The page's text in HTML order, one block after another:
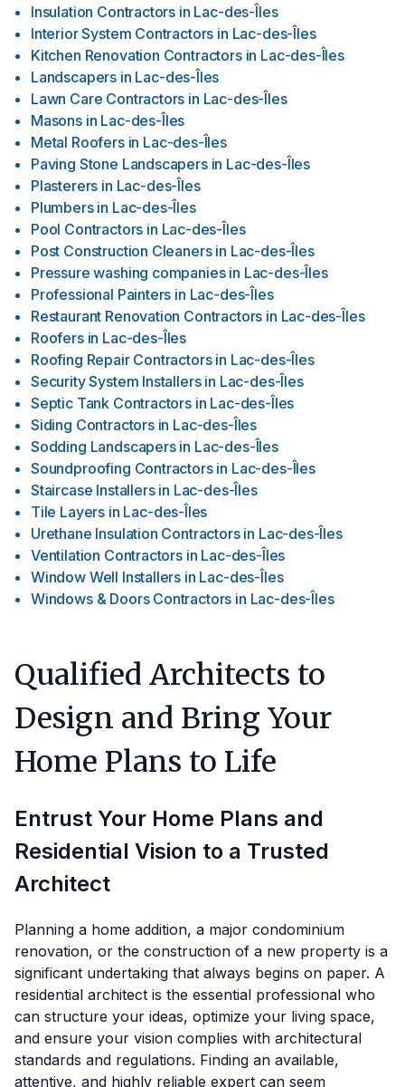
Insulation Contractors in Lac-des-Îles
Interior System Contractors in Lac-des-Îles
Kitchen Renovation Contractors in Lac-des-Îles
Landscapers in Lac-des-Îles
Lawn Care Contractors in Lac-des-Îles
Masons in Lac-des-Îles
Metal Roofers in Lac-des-Îles
Paving Stone Landscapers in Lac-des-Îles
Plasterers in Lac-des-Îles
Plumbers in Lac-des-Îles
Pool Contractors in Lac-des-Îles
Post Construction Cleaners in Lac-des-Îles
Pressure washing companies in Lac-des-Îles
Professional Painters in Lac-des-Îles
Restaurant Renovation Contractors in Lac-des-Îles
Roofers in Lac-des-Îles
Roofing Repair Contractors in Lac-des-Îles
Security System Installers in Lac-des-Îles
Septic Tank Contractors in Lac-des-Îles
Siding Contractors in Lac-des-Îles
Sodding Landscapers in Lac-des-Îles
Soundproofing Contractors in Lac-des-Îles
Staircase Installers in Lac-des-Îles
Tile Layers in Lac-des-Îles
Urethane Insulation Contractors in Lac-des-Îles
Ventilation Contractors in Lac-des-Îles
Window Well Installers in Lac-des-Îles
Windows & Doors Contractors in Lac-des-Îles
Qualified Architects to
Design and Bring Your
Home Plans to Life
Entrust Your Home Plans and
Residential Vision to a Trusted
Architect
Planning a home addition, a major condominium
renovation, or the construction of a new property is a
significant undertaking that always begins on paper. A
residential architect is the essential professional who
can structure your ideas, optimize your living space,
and ensure your vision complies with architectural
standards and regulations. Finding an available,
attentive, and highly reliable expert can seem